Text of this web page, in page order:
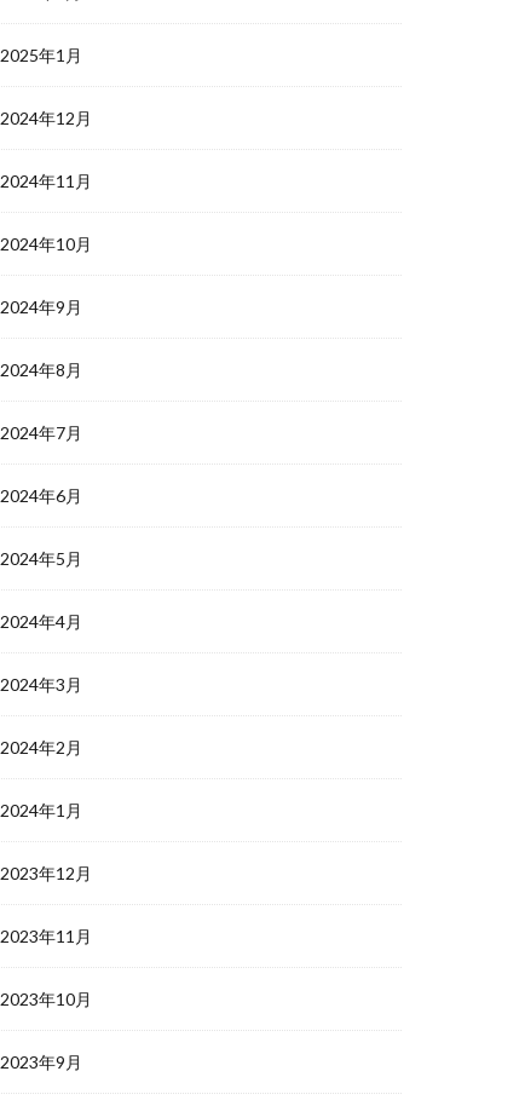
2025年1月
2024年12月
2024年11月
2024年10月
2024年9月
2024年8月
2024年7月
2024年6月
2024年5月
2024年4月
2024年3月
2024年2月
2024年1月
2023年12月
2023年11月
2023年10月
2023年9月